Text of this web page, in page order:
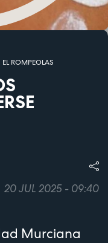
EL ROMPEOLAS
20 JUL 2025 - 09:40
Murciana